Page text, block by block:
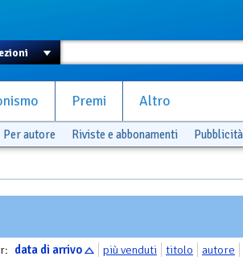
Premi Altro
Per autore Riviste e abbonamenti Pubblicità
data di arrivo più venduti titolo autore